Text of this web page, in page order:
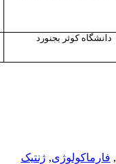
دانشگاه کوثر بجنورد
, فارماکولوژی, ژنتیک